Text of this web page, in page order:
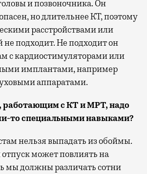
и позвоночника. Он
но длительнее КТ, поэтому
расстройствами или
не подходит. Не подходит он
с кардиостимуляторами или
имплантами, например
аппаратами.
работающим с КТ и МРТ, надо
то специальными навыками?
нельзя выпадать из обоймы.
может повлиять на
мы должны различать сотни